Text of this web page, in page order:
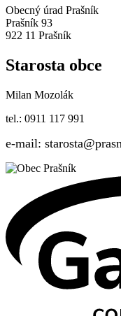
Obecný úrad Prašník
Prašník 93
922 11 Prašník
Starosta obce
Milan Mozolák
tel.: 0911 117 991
e-mail: